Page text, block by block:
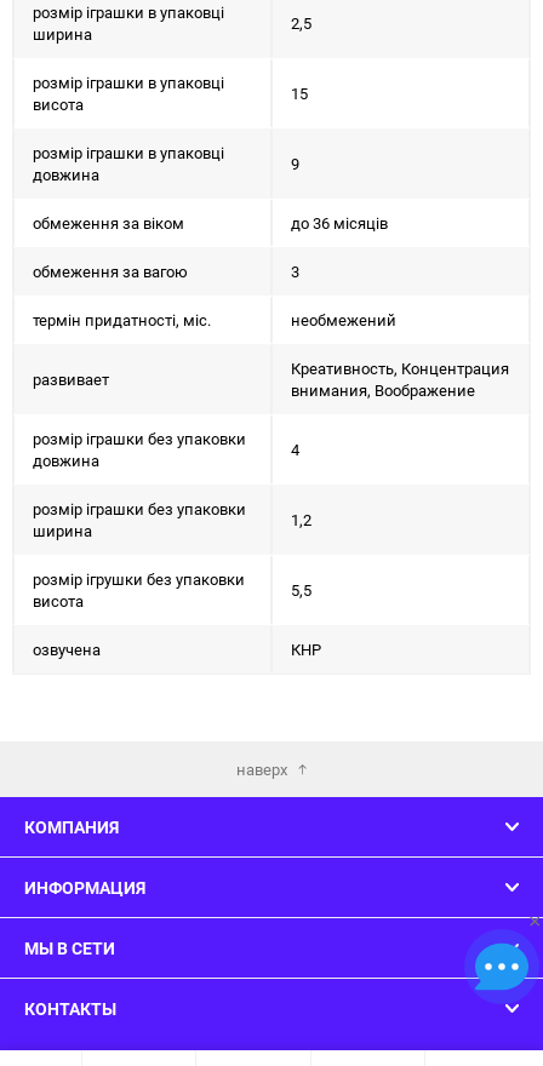
розмір іграшки в упаковці
ширина
2,5
розмір іграшки в упаковці
висота
15
розмір іграшки в упаковці
довжина
9
обмеження за віком до 36 місяців
обмеження за вагою 3
термін придатності, міс. необмежений
развивает
Креативность, Концентрация
внимания, Воображение
розмір іграшки без упаковки
довжина
4
розмір іграшки без упаковки
ширина
1,2
розмір ігрушки без упаковки
висота
5,5
озвучена КНР
наверх
КОМПАНИЯ
ИНФОРМАЦИЯ
МЫ В СЕТИ
КОНТАКТЫ
×